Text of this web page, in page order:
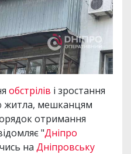
обстрілів і зростання
житла, мешканцям
отримання
"Дніпро
на Дніпровську